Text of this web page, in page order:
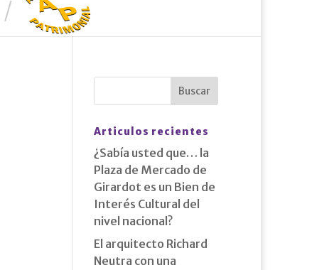
AL
Articulos recientes
¿Sabía usted que… la
Plaza de Mercado de
Girardot es un Bien de
Interés Cultural del
nivel nacional?
El arquitecto Richard
Neutra con una